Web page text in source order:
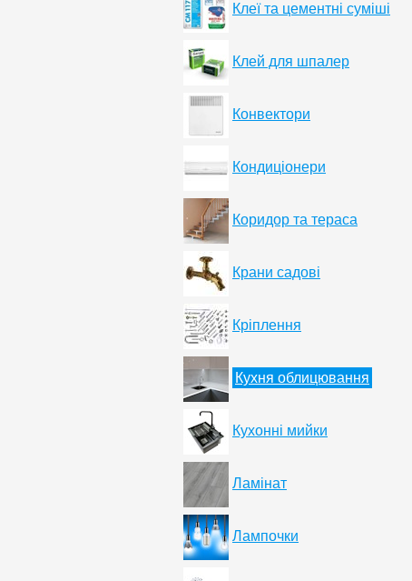
Клеї та цементні суміші
Клей для шпалер
Конвектори
Кондиціонери
Коридор та тераса
Крани садові
Кріплення
Кухня облицювання
Кухонні мийки
Ламінат
Лампочки